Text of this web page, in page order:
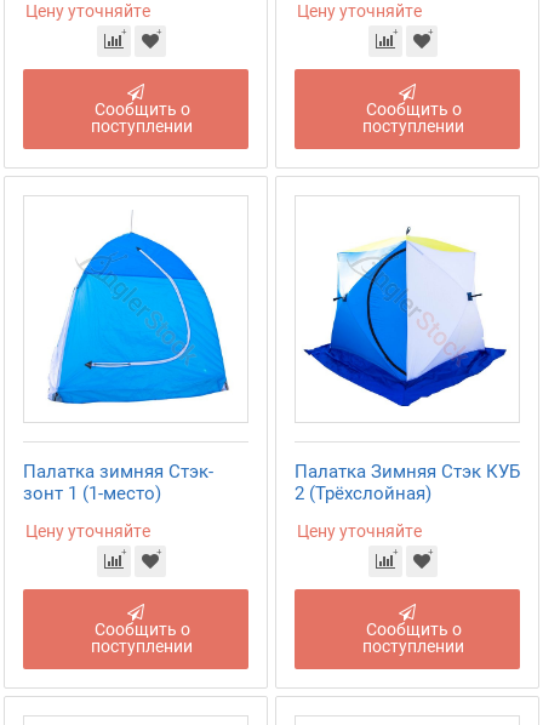
Цену уточняйте
Сообщить о
поступлении
Цену уточняйте
Сообщить о
поступлении
Палатка зимняя Стэк-
зонт 1 (1-место)
Цену уточняйте
Сообщить о
поступлении
Палатка Зимняя Стэк КУБ
2 (Трёхслойная)
Цену уточняйте
Сообщить о
поступлении